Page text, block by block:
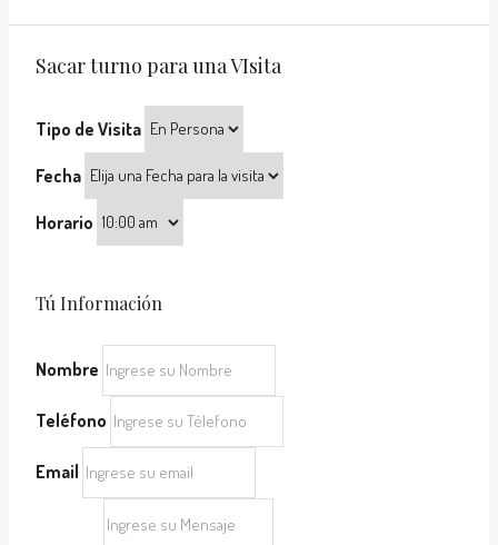
Sacar turno para una VIsita
Tipo de Visita
Fecha
Horario
Tú Información
Nombre
Teléfono
Email